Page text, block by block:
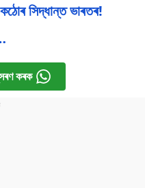
কঠোৰ সিদ্ধান্ত ভাৰতৰ!
কৰক